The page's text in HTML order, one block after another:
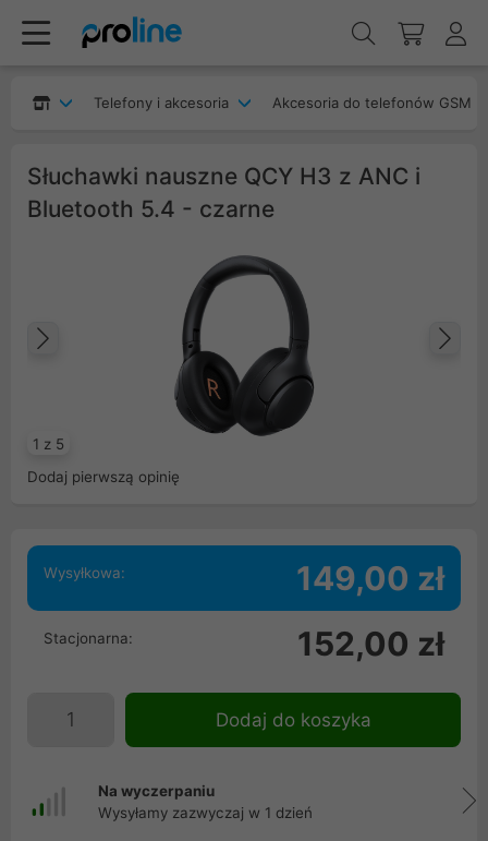
Telefony i akcesoria Akcesoria do telefonów GSM
Słuchawki nauszne QCY H3 z ANC i
Bluetooth 5.4 - czarne
1 z 5
Poprzedni
Dodaj pierwszą opinię
Wysyłkowa: 149,00 zł
Stacjonarna: 152,00 zł
Dodaj do koszyka
Na wyczerpaniu
Wysyłamy zazwyczaj w 1 dzień